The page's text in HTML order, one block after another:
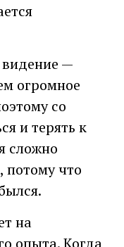
видение —
огромное
со
и терять к
сложно
что
на
опыта. Когда